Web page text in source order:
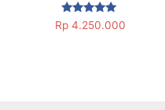
Dinilai
5.00
Rp 4.250.000